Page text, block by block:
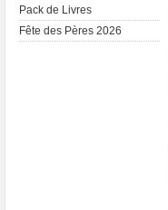
Pack de Livres
Fête des Pères 2026